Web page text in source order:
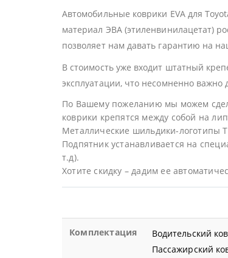
Автомобильные коврики EVA для
материал ЭВА (этиленвинилацетат)
позволяет нам давать гарантию на
В стоимость уже входит штатный
эксплуатации, что несомненно важно
По Вашему пожеланию мы можем
коврики крепятся между собой на
Металлические шильдики-логотипы
Подпятник устанавливается на
т.д).
Хотите скидку – дадим ее
Комплектация Водительский
Пассажирский